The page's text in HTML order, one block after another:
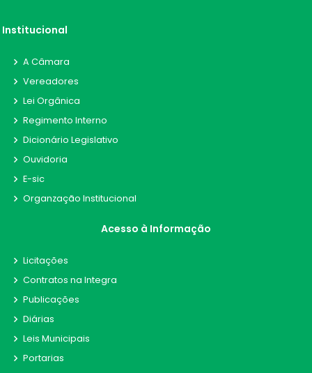
Institucional
A Câmara
Vereadores
Lei Orgânica
Regimento Interno
Dicionário Legislativo
Ouvidoria
E-sic
Organzação Institucional
Acesso à Informação
Licitações
Contratos na Integra
Publicações
Diárias
Leis Municipais
Portarias